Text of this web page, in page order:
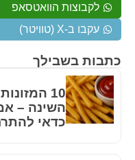
כתבות בשבילך
10
השינה –
כדאי
לקבוצות הוואטסאפ
עקבו ב-X (טוויטר)